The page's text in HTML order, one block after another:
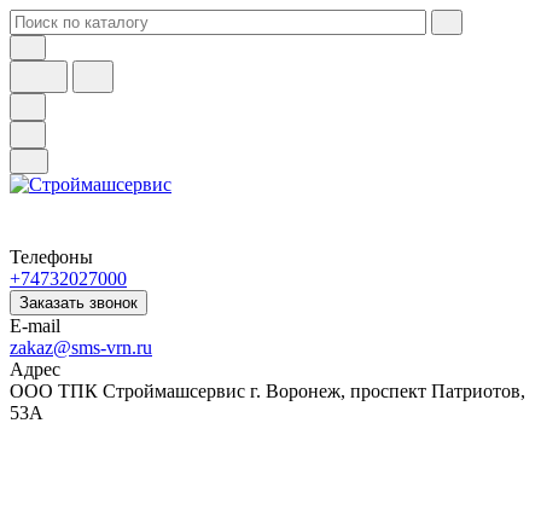
Телефоны
+74732027000
Заказать звонок
E-mail
zakaz@sms-vrn.ru
Адрес
ООО ТПК Строймашсервис г. Воронеж, проспект Патриотов,
53А